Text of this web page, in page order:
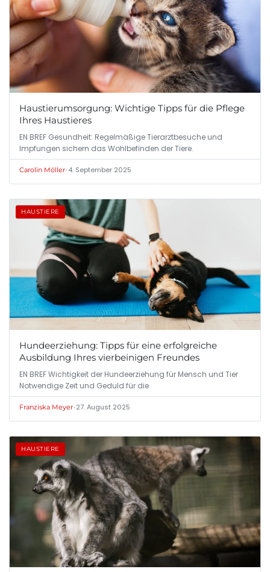
Haustierumsorgung: Wichtige Tipps für die Pflege
Ihres Haustieres
EN BREF Gesundheit: Regelmäßige Tierarztbesuche und
Impfungen sichern das Wohlbefinden der Tiere.
Carolin Möller•4. September 2025
HAUSTIERE
Hundeerziehung: Tipps für eine erfolgreiche
Ausbildung Ihres vierbeinigen Freundes
EN BREF Wichtigkeit der Hundeerziehung für Mensch und Tier
Notwendige Zeit und Geduld für die
Franziska Meyer•27. August 2025
HAUSTIERE